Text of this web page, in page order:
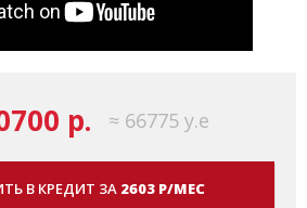
р. ≈ 66775 у.е
В КРЕДИТ ЗА 2603 Р/МЕС